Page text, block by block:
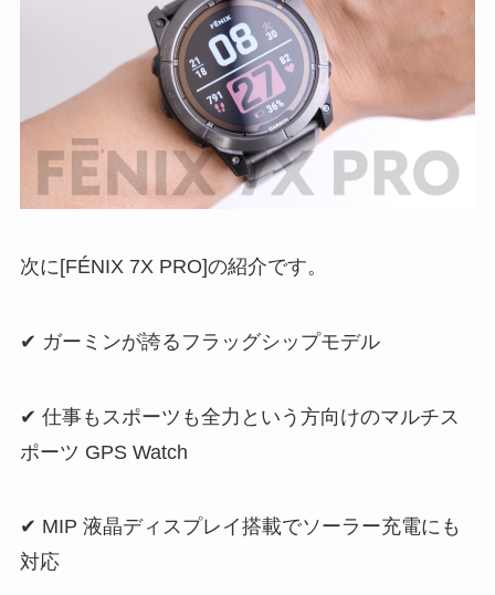
次に[FÉNIX 7X PRO]の紹介です。
✔︎ ガーミンが誇るフラッグシップモデル
✔︎ 仕事もスポーツも全力という方向けのマルチス
ポーツ GPS Watch
✔︎ MIP 液晶ディスプレイ搭載でソーラー充電にも
対応